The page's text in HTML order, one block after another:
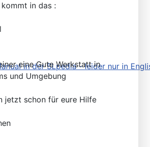
in der SLpedia - leider nur in
in das :
eine Gute Werkstatt in
und Umgebung
jetzt schon für eure Hilfe